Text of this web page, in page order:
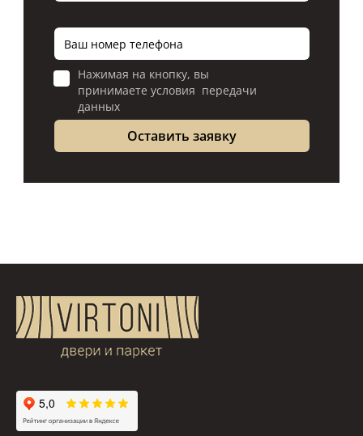
Нажимая на кнопку, вы
принимаете условия передачи
данных